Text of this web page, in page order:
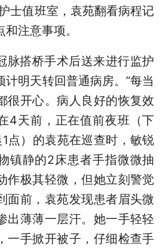
士值班室，袁苑翻看病程记
注意事项。
搭桥手术后送来进行监护
计明天转回普通病房。”每当
很开心。病人良好的恢复效
4天前，正在值前夜班（下
点）的袁苑在巡查时，敏锐
镇静的2床患者手指微微抽
作极其轻微，但她立刻警觉
面前，袁苑发现患者眉头微
出薄薄一层汗。她一手轻轻
一手掀开被子，仔细检查手